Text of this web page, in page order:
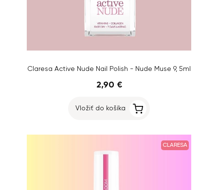
Claresa Active Nude Nail Polish - Nude Muse 9, 5ml
2,90 €
Vložiť do košíka
CLARESA